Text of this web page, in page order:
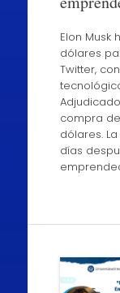
Elon Musk
dólares
Twitter,
compra
dólares.
días